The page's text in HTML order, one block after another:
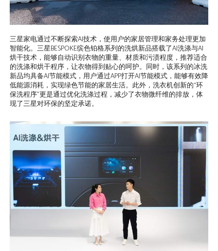
三星家电通过不断探索AI技术，使用户的家居管理和家务处理更加
智能化。三星BESPOKE缤色铂格系列的洗烘新品搭载了AI洗涤与AI
烘干技术，能够自动识别衣物的重量、材质和污渍程度，推荐适合
的洗涤和烘干程序，让衣物得到贴心的呵护。同时，该系列的冰洗
新品均具备AI节能模式，用户通过APP打开AI节能模式，能够有效降
低能源消耗，实现绿色节能的家居生活。此外，洗衣机创新的“环
保洗程序”更是通过优化洗涤过程，减少了衣物微纤维的排放，体
现了三星对环保的坚定承诺。